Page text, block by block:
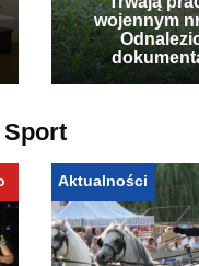
wojennym
Sport
Aktualności